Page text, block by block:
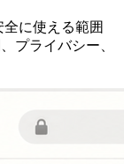
全に使える範囲
プライバシー、